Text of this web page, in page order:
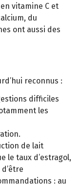
vitamine C et
du
ont aussi des
reconnus :
difficiles
les
de lait
le taux d’estragol,
: au